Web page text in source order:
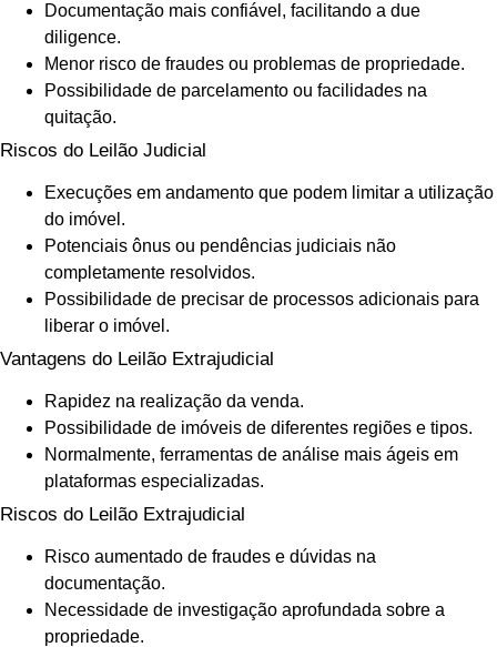
Documentação mais confiável, facilitando a due
diligence.
Menor risco de fraudes ou problemas de propriedade.
Possibilidade de parcelamento ou facilidades na
quitação.
Riscos do Leilão Judicial
Execuções em andamento que podem limitar a utilização
do imóvel.
Potenciais ônus ou pendências judiciais não
completamente resolvidos.
Possibilidade de precisar de processos adicionais para
liberar o imóvel.
Vantagens do Leilão Extrajudicial
Rapidez na realização da venda.
Possibilidade de imóveis de diferentes regiões e tipos.
Normalmente, ferramentas de análise mais ágeis em
plataformas especializadas.
Riscos do Leilão Extrajudicial
Risco aumentado de fraudes e dúvidas na
documentação.
Necessidade de investigação aprofundada sobre a
propriedade.